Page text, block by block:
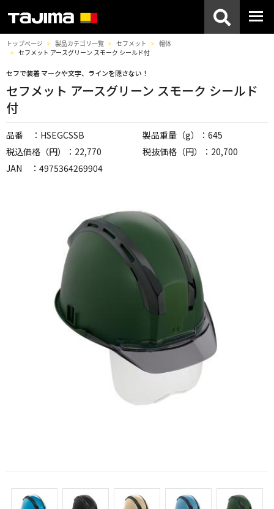
トップページ 製品カテゴリ一覧 セフメット
帽体
セフメット アースグリーン スモーク シールド付
セフで装着 マークや文字、ラインを隠さない！
セフメット アースグリーン スモーク シールド
付
品番 ：HSEGCSSB
製品重量（g）：645
税込価格（円）：22,770
税抜価格（円）：20,700
JAN ：4975364269904